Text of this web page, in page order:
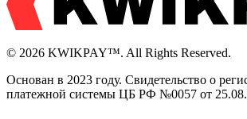
© 2026 KWIKPAY™. All Rights Reserved.
Основан в 2023 году. Свидетельство о
платежной системы ЦБ РФ №0057 от